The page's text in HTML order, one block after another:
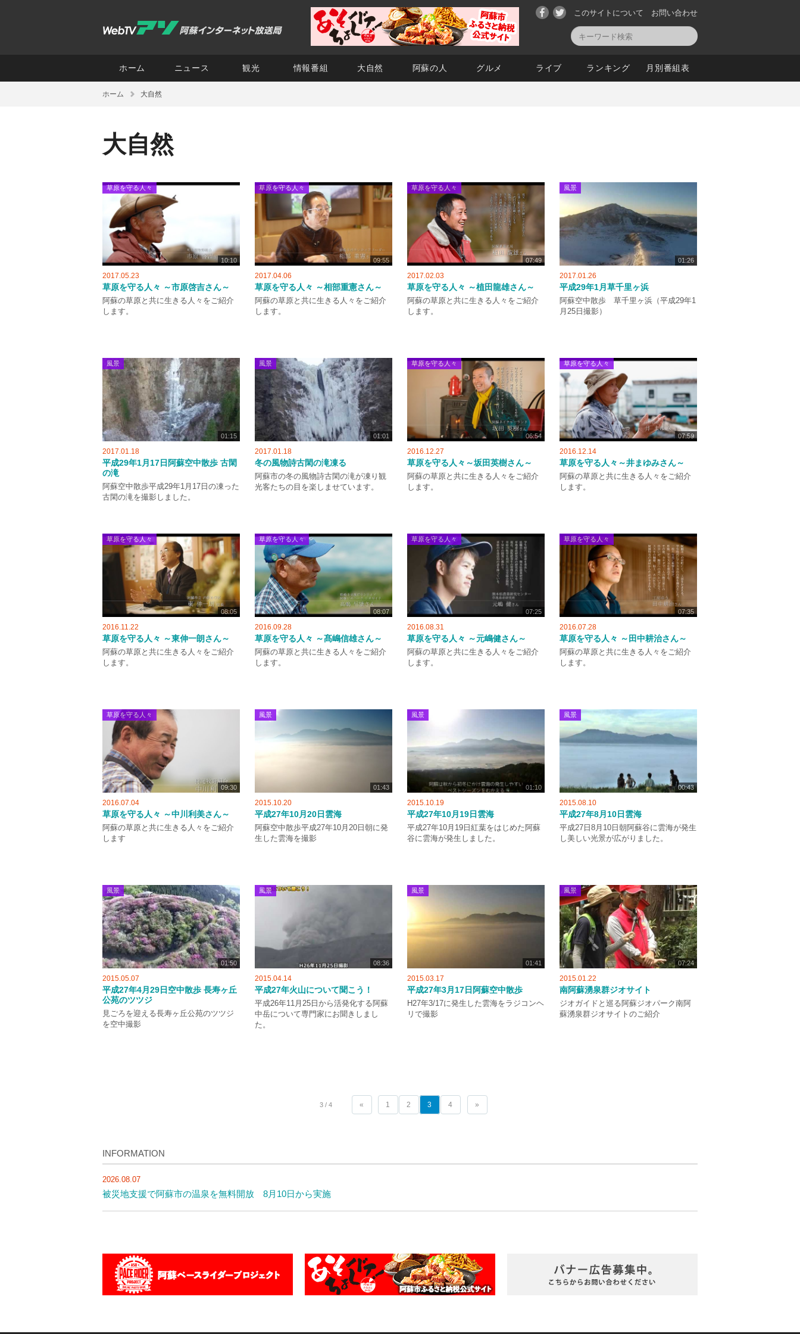
お問い合わせ
このサイトについて
ホーム ニュース 観光 情報番組 大自然 阿蘇の人 グルメ ライブ ランキング 月別番組表
ホーム 大自然
大自然
草原を守る人々
10:10
2017.05.23
草原を守る人々 ～市原啓吉さん～
阿蘇の草原と共に生きる人々をご紹介
します。
草原を守る人々
09:55
2017.04.06
草原を守る人々 ～相部重憲さん～
阿蘇の草原と共に生きる人々をご紹介
します。
草原を守る人々
07:49
2017.02.03
草原を守る人々 ～植田龍雄さん～
阿蘇の草原と共に生きる人々をご紹介
します。
風景
01:26
2017.01.26
平成29年1月草千里ヶ浜
阿蘇空中散歩 草千里ヶ浜（平成29年1
月25日撮影）
風景
01:15
2017.01.18
平成29年1月17日阿蘇空中散歩 古閑
の滝
阿蘇空中散歩平成29年1月17日の凍った
古閑の滝を撮影しました。
風景
01:01
2017.01.18
冬の風物詩古閑の滝凍る
阿蘇市の冬の風物詩古閑の滝が凍り観
光客たちの目を楽しませています。
草原を守る人々
06:54
2016.12.27
草原を守る人々～坂田英樹さん～
阿蘇の草原と共に生きる人々をご紹介
します。
草原を守る人々
07:59
2016.12.14
草原を守る人々～井まゆみさん～
阿蘇の草原と共に生きる人々をご紹介
します。
草原を守る人々
08:05
2016.11.22
草原を守る人々 ～東伸一朗さん～
阿蘇の草原と共に生きる人々をご紹介
します。
草原を守る人々
08:07
2016.09.28
草原を守る人々 ～髙嶋信雄さん～
阿蘇の草原と共に生きる人々をご紹介
します。
草原を守る人々
07:25
2016.08.31
草原を守る人々 ～元嶋健さん～
阿蘇の草原と共に生きる人々をご紹介
します。
草原を守る人々
07:35
2016.07.28
草原を守る人々 ～田中耕治さん～
阿蘇の草原と共に生きる人々をご紹介
します。
草原を守る人々
09:30
2016.07.04
草原を守る人々 ～中川利美さん～
阿蘇の草原と共に生きる人々をご紹介
します
風景
01:43
2015.10.20
平成27年10月20日雲海
阿蘇空中散歩平成27年10月20日朝に発
生した雲海を撮影
風景
01:10
2015.10.19
平成27年10月19日雲海
平成27年10月19日紅葉をはじめた阿蘇
谷に雲海が発生しました。
風景
00:43
2015.08.10
平成27年8月10日雲海
平成27日8月10日朝阿蘇谷に雲海が発生
し美しい光景が広がりました。
風景
01:50
2015.05.07
平成27年4月29日空中散歩 長寿ヶ丘
公苑のツツジ
見ごろを迎える長寿ヶ丘公苑のツツジ
を空中撮影
風景
08:36
2015.04.14
平成27年火山について聞こう！
平成26年11月25日から活発化する阿蘇
中岳について専門家にお聞きしまし
た。
風景
01:41
2015.03.17
平成27年3月17日阿蘇空中散歩
H27年3/17に発生した雲海をラジコンヘ
リで撮影
風景
07:24
2015.01.22
南阿蘇湧泉群ジオサイト
ジオガイドと巡る阿蘇ジオパーク南阿
蘇湧泉群ジオサイトのご紹介
3 / 4 « 1 2 3 4 »
INFORMATION
2026.08.07
被災地支援で阿蘇市の温泉を無料開放 8月10日から実施